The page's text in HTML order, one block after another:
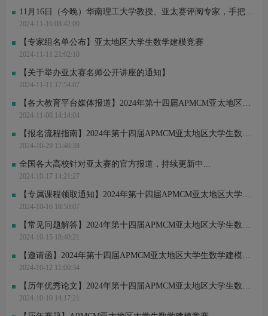
11月16日（今晚）华南理工大学教授、亚太赛评阅专家，手把手教同学们图像处理问题，助力竞赛拿奖！
2024-11-16 08:42:09
【专家组名单公布】亚太地区大学生数学建模竞赛
2024-11-11 21:02:10
【关于举办亚太赛名师公开讲座的通知】
2024-11-11 17:54:07
【各大教育平台媒体报道】2024年第十四届APMCM亚太地区大学生数学建模竞赛
2024-11-08 14:14:04
【报名流程指南】2024年第十四届APMCM亚太地区大学生数学建模竞赛
2024-10-29 15:46:38
全国各大高校针对亚太赛的官方报道，持续更新中...
2024-10-17 14:21:27
【专属课程领取通知】2024年第十四届APMCM亚太地区大学生数学建模竞赛
2024-10-16 18:50:07
【常见问题解答】2024年第十四届APMCM亚太地区大学生数学建模竞赛
2024-10-15 18:40:21
【邀请函】2024年第十四届APMCM亚太地区大学生数学建模竞赛
2024-10-12 11:00:34
【历年优秀论文】2024年第十四届APMCM亚太地区大学生数学建模竞赛
2024-10-10 14:17:21